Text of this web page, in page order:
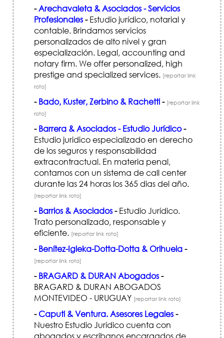
-Arechavaleta & Asociados - Servicios
Profesionales-Estudio jurídico, notarial y
contable. Brindamos servicios
personalizados de alto nivel y gran
especialización. Legal, accounting and
notary firm. We offer personalized, high
prestige and specialized services. [reportar link
roto]
- Bado, Kuster, Zerbino & Rachetti- [reportar link
roto]
- Barrera & Asociados - Estudio Jurídico-
Estudio juridico especializado en derecho
de los seguros y responsabilidad
extracontractual. En materia penal,
contamos con un sistema de call center
durante las 24 horas los 365 dias del año.
[reportar link roto]
- Barrios & Asociados-Estudio Jurídico.
Trato personalizado, responsable y
eficiente. [reportar link roto]
- Benítez-Igleka-Dotta-Dotta & Orihuela-
[reportar link roto]
- BRAGARD & DURAN Abogados-
BRAGARD & DURAN ABOGADOS
MONTEVIDEO - URUGUAY [reportar link roto]
-Caputi & Ventura. Asesores Legales-
Nuestro Estudio Jurídico cuenta con
abogados y escribanos encargados de